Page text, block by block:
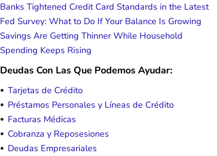
Banks Tightened Credit Card Standards in the Latest
Fed Survey: What to Do If Your Balance Is Growing
Savings Are Getting Thinner While Household
Spending Keeps Rising
Deudas Con Las Que Podemos Ayudar:
Tarjetas de Crédito
Préstamos Personales y Líneas de Crédito
Facturas Médicas
Cobranza y Reposesiones
Deudas Empresariales